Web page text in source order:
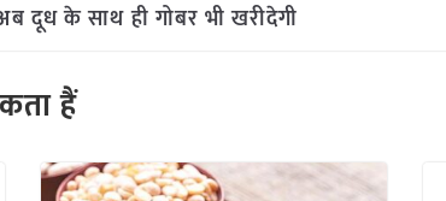
दूध के साथ ही गोबर भी खरीदेगी
हैं